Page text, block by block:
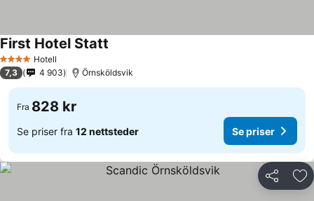
4 StjernerHotell
First Hotel Statt
7,3 4 903 Örnsköldsvik
Fra 828 kr
Se priser fra 12 nettsteder Se priser
Del